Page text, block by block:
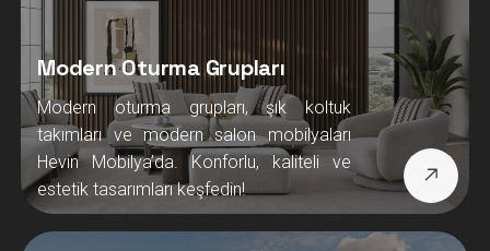
Modern Oturma Grupları
Modern oturma grupları, şık koltuk
takımları ve modern salon mobilyaları
Hevin Mobilya’da. Konforlu, kaliteli ve
estetik tasarımları keşfedin!